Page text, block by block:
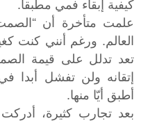
كيفية إبقاء فمي مطبقا.
علمت متأخرة أن
العالم. ورغم أنني كنت
تعد تدلل على قيمة
إتقانه ولن تفشل أبدا
أطبق أيّا منها.
بعد تجارب كثيرة،